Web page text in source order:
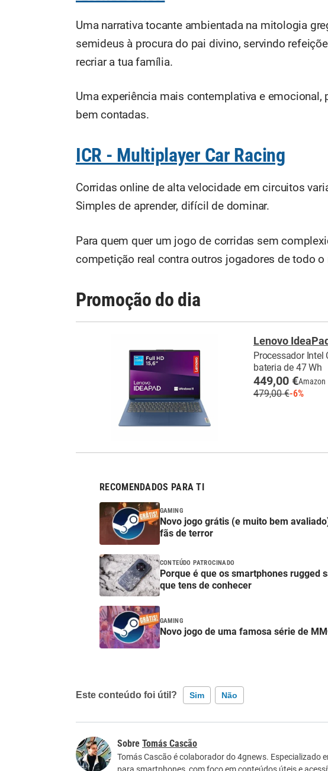
Uma narrativa tocante ambientada na mitologia
semideus à procura do pai divino, servindo
recriar a tua família.
Uma experiência mais contemplativa e
bem contadas.
ICR - Multiplayer Car Racing
Corridas online de alta velocidade em circuitos
Simples de aprender, difícil de dominar.
Para quem quer um jogo de corridas sem
competição real contra outros jogadores de todo o
Promoção do dia
Lenovo
Processador Intel
bateria de 47 Wh
449,00 €Amazon
479,00 €-6%
RECOMENDADOS PARA TI
GAMING
Novo jogo grátis (e muito bem
fãs de terror
CONTEÚDO PATROCINADO
Porque é que os smartphones rugged
que tens de conhecer
GAMING
Novo jogo de uma famosa série de
Este conteúdo foi útil? Sim Não
Este conteúdo não tem a informação que procuro
Tomás Cascão
Tomás Cascão é colaborador do 4gnews. Especializado